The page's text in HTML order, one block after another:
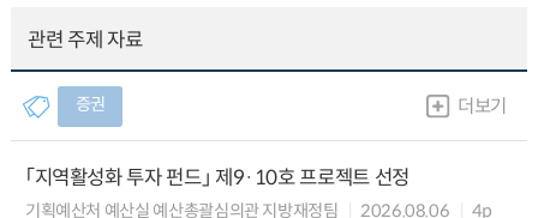
관련 주제 자료
증권 더보기
「지역활성화 투자 펀드」 제9·10호 프로젝트 선정
기획예산처 예산실 예산총괄심의관 지방재정팀 2026.08.06 4p